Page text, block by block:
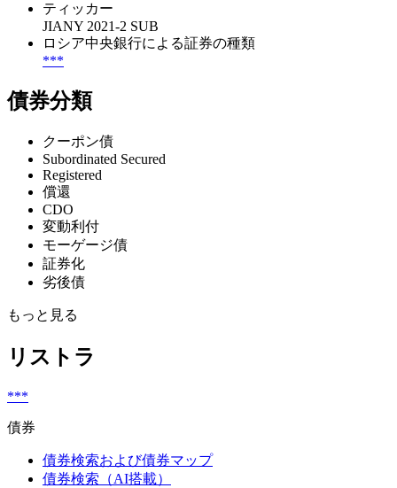
ティッカー
JIANY 2021-2 SUB
ロシア中央銀行による証券の種類
***
債券分類
クーポン債
Subordinated Secured
Registered
償還
CDO
変動利付
モーゲージ債
証券化
劣後債
もっと見る
リストラ
***
債券
債券検索および債券マップ
債券検索（AI搭載）